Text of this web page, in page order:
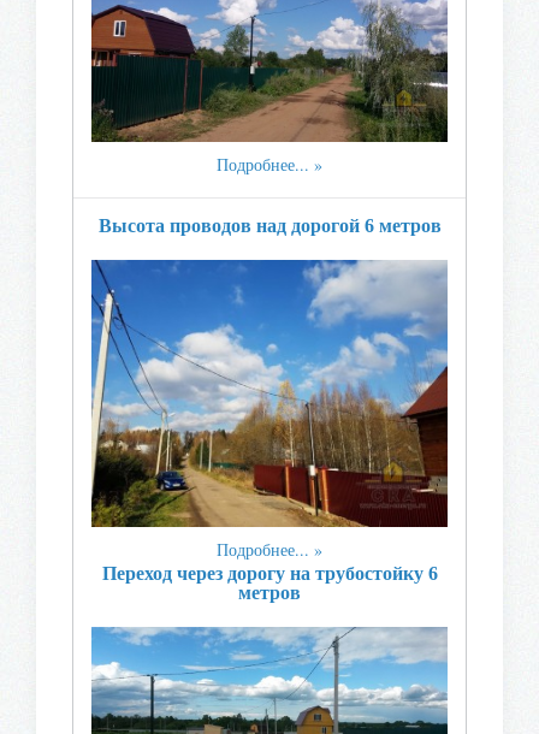
Подробнее...
Высота проводов над дорогой 6 метров
Подробнее...
Переход через дорогу на трубостойку 6
метров